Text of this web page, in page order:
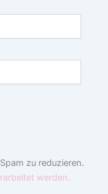
zu reduzieren.
werden.